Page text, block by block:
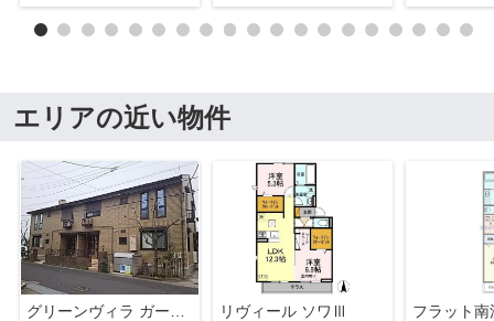
エリアの近い物件
リヴィール ソワⅢ
フラット南